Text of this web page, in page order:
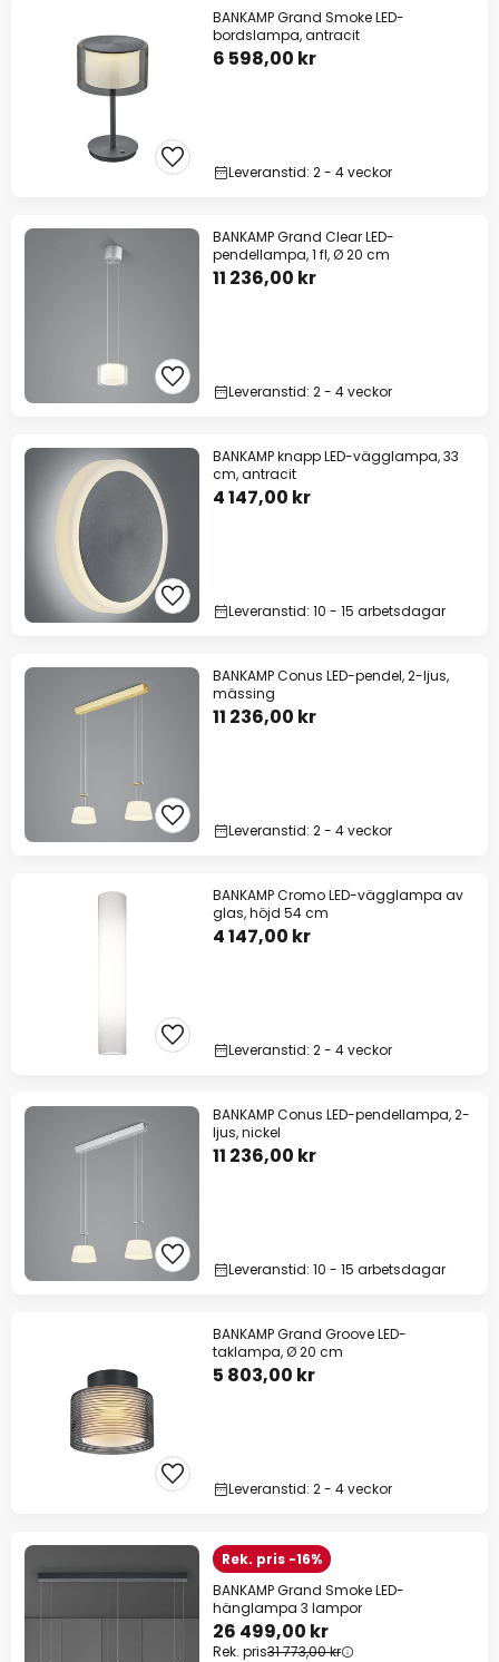
BANKAMP Grand Smoke LED-
bordslampa, antracit
6 598,00 kr
Leveranstid: 2 - 4 veckor
BANKAMP Grand Clear LED-
pendellampa, 1 fl, Ø 20 cm
11 236,00 kr
Leveranstid: 2 - 4 veckor
BANKAMP knapp LED-vägglampa, 33
cm, antracit
4 147,00 kr
Leveranstid: 10 - 15 arbetsdagar
BANKAMP Conus LED-pendel, 2-ljus,
mässing
11 236,00 kr
Leveranstid: 2 - 4 veckor
BANKAMP Cromo LED-vägglampa av
glas, höjd 54 cm
4 147,00 kr
Leveranstid: 2 - 4 veckor
BANKAMP Conus LED-pendellampa, 2-
ljus, nickel
11 236,00 kr
Leveranstid: 10 - 15 arbetsdagar
BANKAMP Grand Groove LED-
taklampa, Ø 20 cm
5 803,00 kr
Leveranstid: 2 - 4 veckor
Rek. pris -16%
BANKAMP Grand Smoke LED-
hänglampa 3 lampor
26 499,00 kr
Rek. pris31 773,00 kr